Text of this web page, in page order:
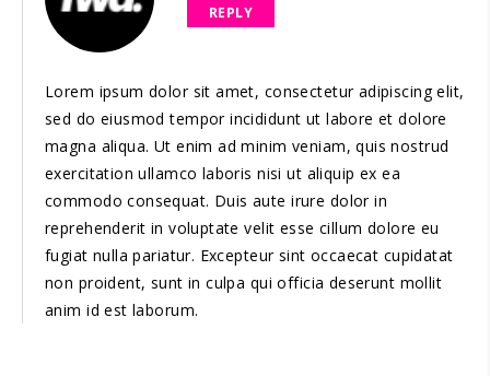
REPLY
Lorem ipsum dolor sit amet, consectetur adipiscing elit,
sed do eiusmod tempor incididunt ut labore et dolore
magna aliqua. Ut enim ad minim veniam, quis nostrud
exercitation ullamco laboris nisi ut aliquip ex ea
commodo consequat. Duis aute irure dolor in
reprehenderit in voluptate velit esse cillum dolore eu
fugiat nulla pariatur. Excepteur sint occaecat cupidatat
non proident, sunt in culpa qui officia deserunt mollit
anim id est laborum.